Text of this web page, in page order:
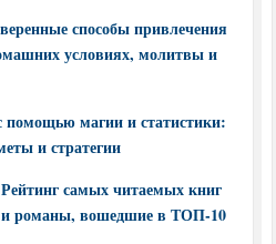
способы привлечения
условиях, молитвы и
помощью магии и статистики:
и стратегии
самых читаемых книг
и романы, вошедшие в ТОП-10